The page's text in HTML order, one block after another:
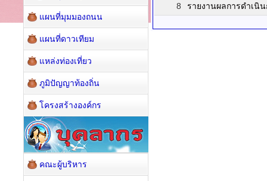
8
รายงานผลการดำเนิ
แผนที่มุมมองถนน
แผนที่ดาวเทียม
แหล่งท่องเที่ยว
ภูมิปัญญาท้องถิ่น
โครงสร้างองค์กร
คณะผู้บริหาร